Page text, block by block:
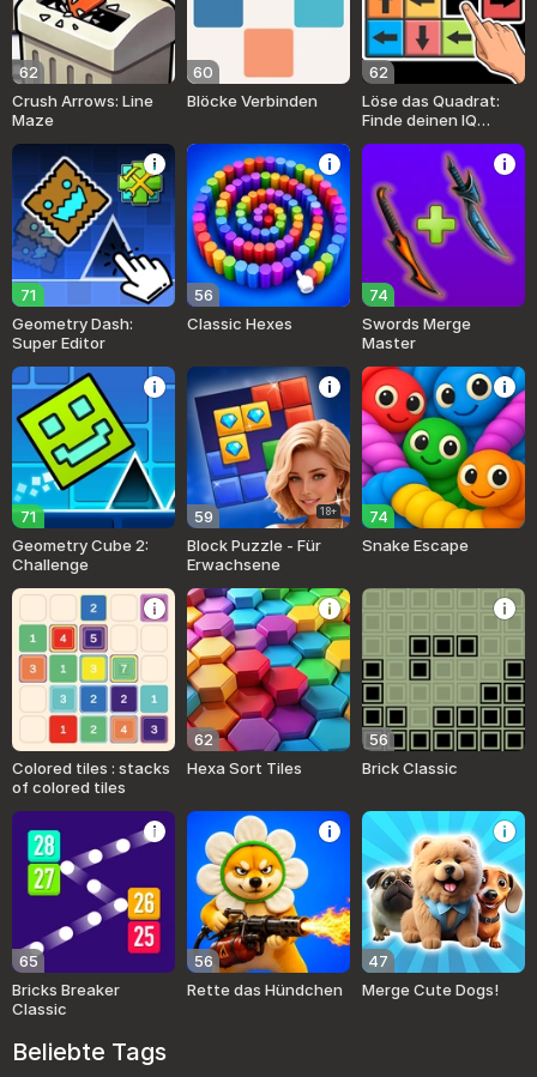
62
Crush Arrows: Line
Maze
60
Blöcke Verbinden
62
Löse das Quadrat:
Finde deinen IQ
heraus
71
Geometry Dash:
Super Editor
56
Classic Hexes
74
Swords Merge
Master
71
Geometry Cube 2:
Challenge
59 18+
Block Puzzle - Für
Erwachsene
74
Snake Escape
Colored tiles : stacks
of colored tiles
62
Hexa Sort Tiles
56
Brick Classic
65
Bricks Breaker
Classic
56
Rette das Hündchen
47
Merge Cute Dogs!
Beliebte Tags